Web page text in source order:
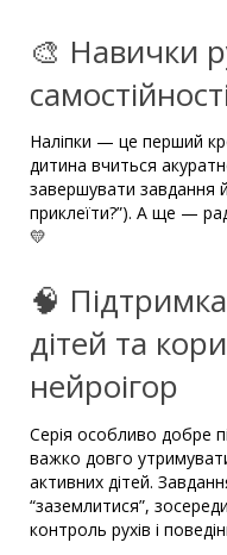
🎨 Навички
Наліпки — це перший
дитина вчиться
завершувати завдання
приклеїти?”). А ще —
💛
🧠
дітей та
нейроігор
Серія особливо добре
важко довго
активних дітей.
“заземлитися”,
контроль рухів і